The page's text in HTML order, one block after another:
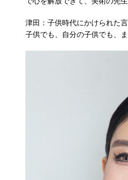
津田：子供時代にかけられた
子供でも、自分の子供でも、